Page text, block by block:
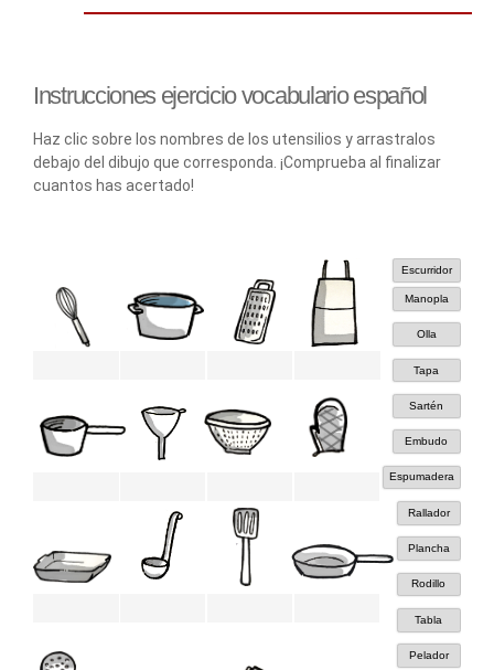
Instrucciones ejercicio vocabulario español
Haz clic sobre los nombres de los utensilios y arrastralos
debajo del dibujo que corresponda. ¡Comprueba al finalizar
cuantos has acertado!